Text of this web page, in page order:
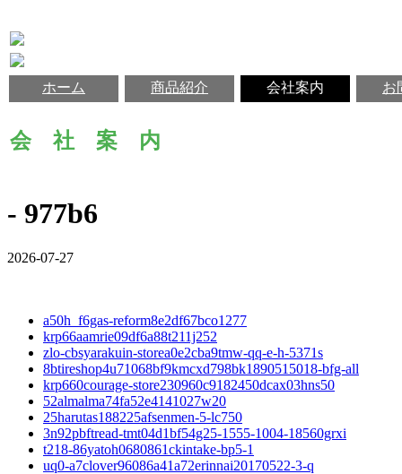
ホーム 商品紹介 会社案内 お
会 社 案 内
- 977b6
2026-07-27
a50h_f6gas-reform8e2df67bco1277
krp66aamrie09df6a88t211j252
zlo-cbsyarakuin-storea0e2cba9tmw-qq-e-h-5371s
8btireshop4u71068bf9kmcxd798bk1890515018-bfg-all
krp660courage-store230960c9182450dcax03hns50
52almalma74fa52e4141027w20
25harutas188225afsenmen-5-lc750
3n92pbftread-tmt04d1bf54g25-1555-1004-18560grxi
t218-86yatoh0680861ckintake-bp5-1
uq0-a7clover96086a41a72erinnai20170522-3-q